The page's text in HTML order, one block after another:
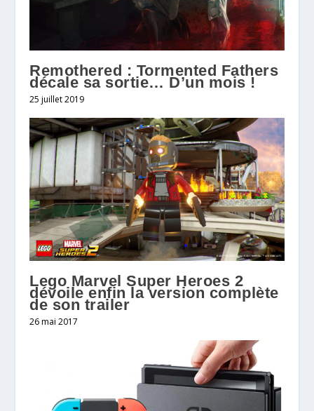
Remothered : Tormented Fathers
décale sa sortie… D’un mois !
25 juillet 2019
Lego Marvel Super Heroes 2
dévoile enfin la version complète
de son trailer
26 mai 2017